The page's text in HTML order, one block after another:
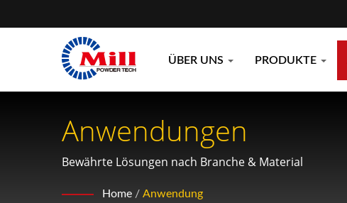
ÜBER UNS PRODUKTE
Anwendungen
Bewährte Lösungen nach Branche & Material
Home / Anwendung